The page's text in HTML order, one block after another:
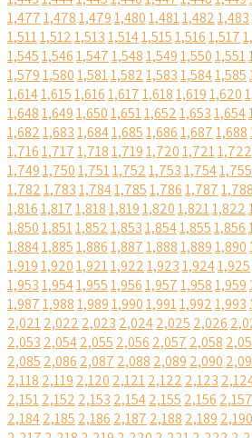
1,4771,4781,4791,4801,4811,4821,483
1,5111,5121,5131,5141,5151,5161,517
1,5451,5461,5471,5481,5491,5501,551
1,5791,5801,5811,5821,5831,5841,585
1,6141,6151,6161,6171,6181,6191,620
1,6481,6491,6501,6511,6521,6531,654
1,6821,6831,6841,6851,6861,6871,688
1,7161,7171,7181,7191,7201,7211,722
1,7491,7501,7511,7521,7531,7541,755
1,7821,7831,7841,7851,7861,7871,788
1,8161,8171,8181,8191,8201,8211,822
1,8501,8511,8521,8531,8541,8551,856
1,8841,8851,8861,8871,8881,8891,890
1,9191,9201,9211,9221,9231,9241,925
1,9531,9541,9551,9561,9571,9581,959
1,9871,9881,9891,9901,9911,9921,993
2,0212,022 2,023 2,0242,025 2,026
2,053 2,0542,055 2,056 2,057 2,058
2,085 2,086 2,087 2,088 2,089 2,090
2,118 2,119 2,120 2,1212,122 2,123
2,1512,152 2,153 2,1542,155 2,156 2,157
2,1842,185 2,186 2,187 2,188 2,189 2,190